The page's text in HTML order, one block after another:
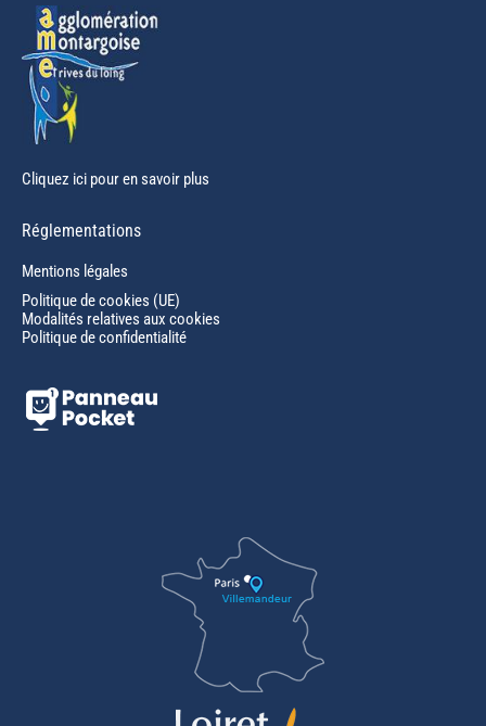
Cliquez ici pour en savoir plus
Réglementations
Mentions légales
Politique de cookies (UE)
Modalités relatives aux cookies
Politique de confidentialité